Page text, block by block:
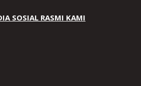
SOSIAL RASMI KAMI